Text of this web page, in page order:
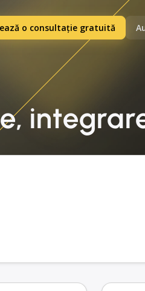
o consultație gratuită